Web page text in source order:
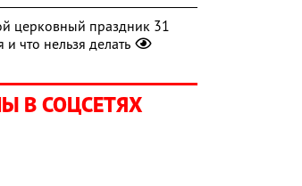
церковный праздник 31
и что нельзя делать
В СОЦСЕТЯХ